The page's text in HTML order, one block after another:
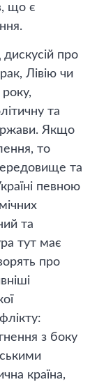
що є
дискусій про
Лівію чи
та
Якщо
то
та
певною
та
тут має
про
з боку
країна,